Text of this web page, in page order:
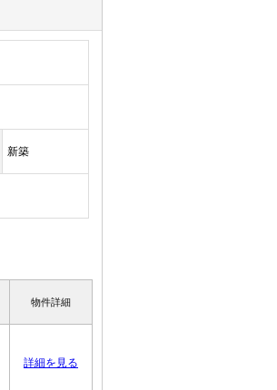
新築
物件詳細
詳細を見る